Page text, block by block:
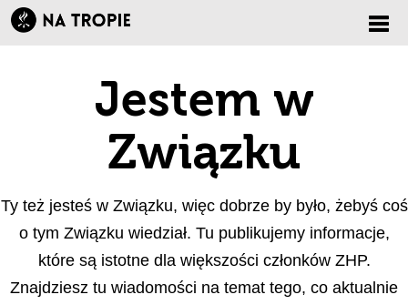
Jestem w
Związku
Ty też jesteś w Związku, więc dobrze by było, żebyś coś
o tym Związku wiedział. Tu publikujemy informacje,
które są istotne dla większości członków ZHP.
Znajdziesz tu wiadomości na temat tego, co aktualnie